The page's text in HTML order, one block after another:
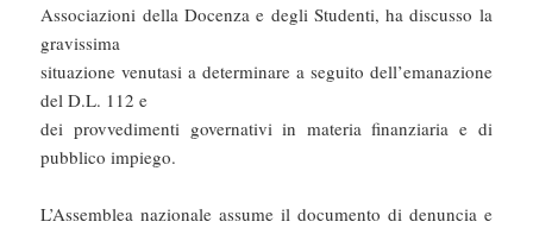
Associazioni della Docenza e degli Studenti, ha discusso la
gravissima
situazione venutasi a determinare a seguito dell’emanazione
del D.L. 112 e
dei provvedimenti governativi in materia finanziaria e di
pubblico impiego.
L’Assemblea nazionale assume il documento di denuncia e